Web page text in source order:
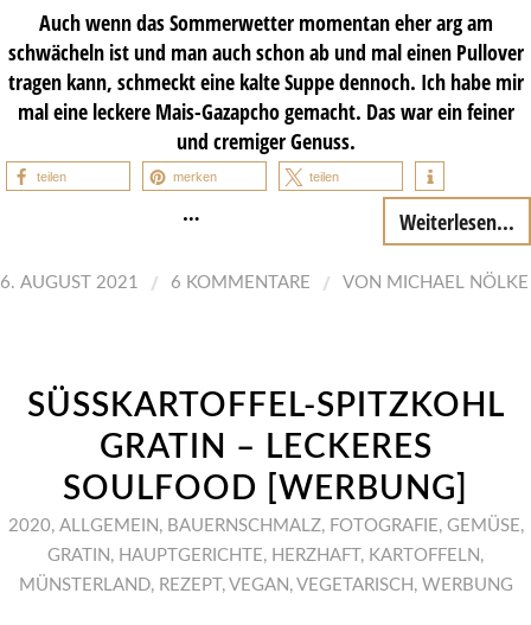
Auch wenn das Sommerwetter momentan eher arg am
schwächeln ist und man auch schon ab und mal einen Pullover
tragen kann, schmeckt eine kalte Suppe dennoch. Ich habe mir
mal eine leckere Mais-Gazapcho gemacht. Das war ein feiner
und cremiger Genuss.
teilen merken teilen
… Weiterlesen...
6. AUGUST 2021 / 6 KOMMENTARE / VON MICHAEL NÖLKE
SÜSSKARTOFFEL-SPITZKOHL G
RATIN – LECKERES S
OULFOOD [WERBUNG]
2020, ALLGEMEIN , BAUERNSCHMALZ, FOTOGRAFIE, GEMÜSE,
GRATIN , HAUPTGERICHTE, HERZHAFT , KARTOFFELN ,
MÜNSTERLAND, REZEPT , VEGAN , VEGETARISCH , WERBUNG